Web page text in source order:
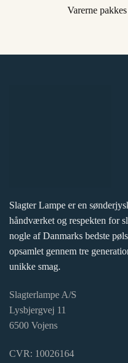
Varerne
Slagter Lampe er en
håndværket og respekten for
nogle af Danmarks bedste
opsamlet gennem tre
unikke smag.
Slagterlampe A/S
Lysbjergvej 11
6500 Vojens
CVR: 10026164